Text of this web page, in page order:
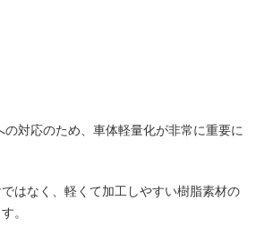
対応のため、車体軽量化が非常に重要に
はなく、軽くて加工しやすい樹脂素材の
。